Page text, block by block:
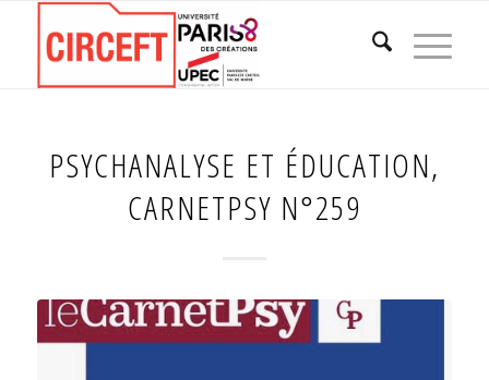
PSYCHANALYSE ET ÉDUCATION,
CARNETPSY N°259